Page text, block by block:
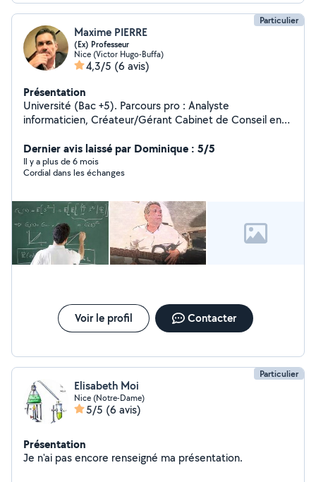
Particulier
Maxime PIERRE
(Ex) Professeur
Nice (Victor Hugo-Buffa)
4,3/5 (6 avis)
Présentation
Université (Bac +5). Parcours pro : Analyste
informaticien, Créateur/Gérant Cabinet de Conseil en
Aujourd'hui, je dispense des cours de mathématiques et
de guitare acoustique.
Dernier avis laissé par Dominique : 5/5
Il y a plus de 6 mois
Cordial dans les échanges
Voir le profil Contacter
Particulier
Elisabeth Moi
Nice (Notre-Dame)
5/5 (6 avis)
Présentation
Je n'ai pas encore renseigné ma présentation.